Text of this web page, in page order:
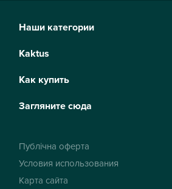
Наши категории
Kaktus
Как купить
Загляните сюда
Публічна оферта
Условия использования
Карта сайта